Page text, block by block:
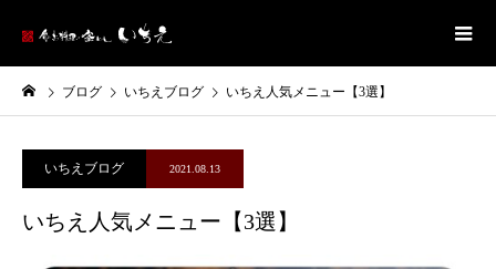
ブログ いちえブログ いちえ人気メニュー【3選】
いちえブログ 2021.08.13
いちえ人気メニュー【3選】